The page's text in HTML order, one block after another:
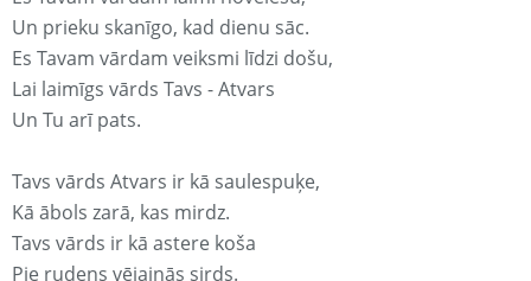
Un prieku skanīgo, kad dienu sāc.
Es Tavam vārdam veiksmi līdzi došu,
Lai laimīgs vārds Tavs - Atvars
Un Tu arī pats.
Tavs vārds Atvars ir kā saulespuķe,
Kā ābols zarā, kas mirdz.
Tavs vārds ir kā astere koša
Pie rudens vējainās sirds.